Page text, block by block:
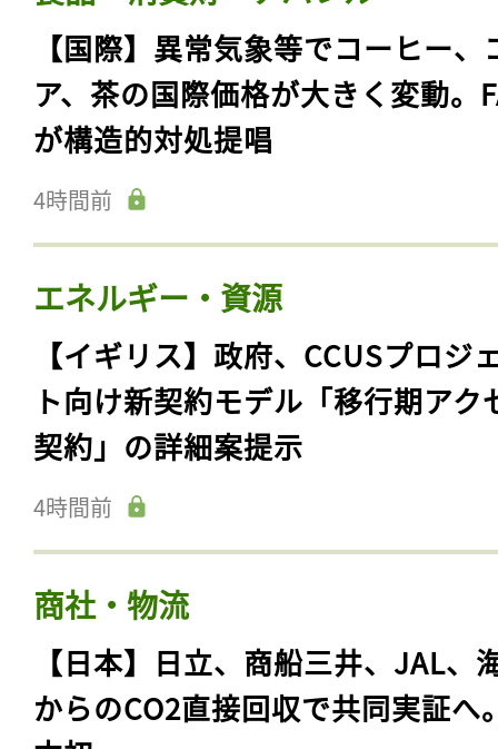
【国際】異常気象等でコーヒー、
ア、茶の国際価格が大きく変動。
が構造的対処提唱
4時間前
エネルギー・資源
【イギリス】政府、CCUSプロジ
ト向け新契約モデル「移行期アク
契約」の詳細案提示
4時間前
商社・物流
【日本】日立、商船三井、JAL、
からのCO2直接回収で共同実証へ